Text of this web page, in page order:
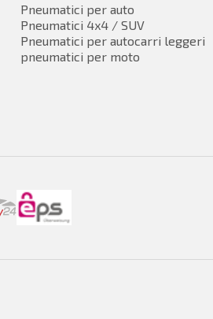
Pneumatici per auto
Pneumatici 4x4 / SUV
Pneumatici per autocarri leggeri
pneumatici per moto